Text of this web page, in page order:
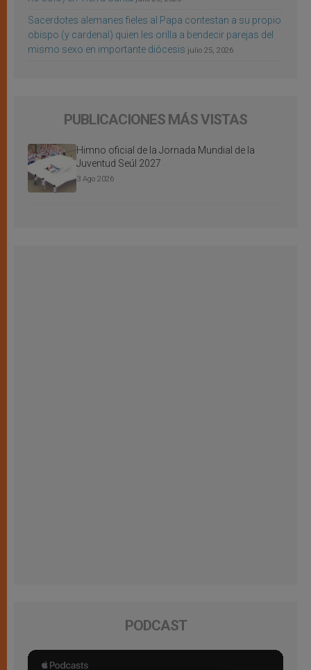
Sacerdotes alemanes fieles al Papa contestan a su propio
obispo (y cardenal) quien les orilla a bendecir parejas del
mismo sexo en importante diócesis julio 25, 2026
PUBLICACIONES MÁS VISTAS
Himno oficial de la Jornada Mundial de la
Juventud Seúl 2027
3 Ago 2026
PODCAST